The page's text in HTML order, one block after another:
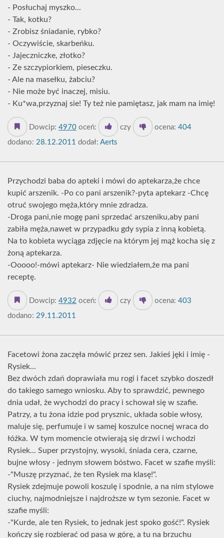
- Posłuchaj myszko...
- Tak, kotku?
- Zrobisz śniadanie, rybko?
- Oczywiście, skarbeńku.
- Jajeczniczke, złotko?
- Ze szczypiorkiem, pieseczku.
- Ale na masełku, żabciu?
- Nie może być inaczej, misiu.
- Ku*wa,przyznaj sie! Ty też nie pamiętasz, jak mam na imię!
Dowcip: 4970 oceń: czy ocena: 404
dodano: 28.12.2011 dodał: Aerts
Przychodzi baba do apteki i mówi do aptekarza,że chce
kupić arszenik. -Po co pani arszenik?-pyta aptekarz -Chcę
otruć swojego męża,który mnie zdradza.
-Droga pani,nie mogę pani sprzedać arszeniku,aby pani
zabiła męża,nawet w przypadku gdy sypia z inną kobietą.
Na to kobieta wyciąga zdjęcie na którym jej mąż kocha się z
żoną aptekarza.
-Ooooo!-mówi aptekarz- Nie wiedziałem,że ma pani
receptę.
Dowcip: 4932 oceń: czy ocena: 403
dodano: 29.11.2011
Facetowi żona zaczęła mówić przez sen. Jakieś jęki i imię -
Rysiek...
Bez dwóch zdań doprawiała mu rogi i facet szybko doszedł
do takiego samego wniosku. Aby to sprawdzić, pewnego
dnia udał, że wychodzi do pracy i schował się w szafie.
Patrzy, a tu żona idzie pod prysznic, układa sobie włosy,
maluje się, perfumuje i w samej koszulce nocnej wraca do
łóżka. W tym momencie otwierają się drzwi i wchodzi
Rysiek... Super przystojny, wysoki, śniada cera, czarne,
bujne włosy - jednym słowem bóstwo. Facet w szafie myśli:
-"Muszę przyznać, że ten Rysiek ma klasę!".
Rysiek zdejmuje powoli koszulę i spodnie, a na nim stylowe
ciuchy, najmodniejsze i najdroższe w tym sezonie. Facet w
szafie myśli:
-"Kurde, ale ten Rysiek, to jednak jest spoko gość!". Rysiek
kończy się rozbierać od pasa w górę, a tu na brzuchu